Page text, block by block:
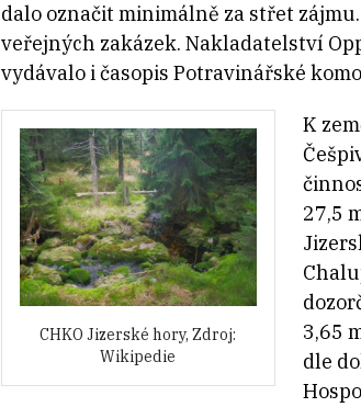
dalo označit minimálně za střet
veřejných zakázek. Nakladatelství
vydávalo i časopis Potravinářské
CHKO Jizerské hory, Zdroj:
Wikipedie
K
27,5
3,65
dle